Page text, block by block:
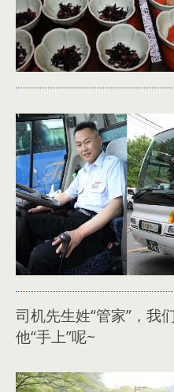
司机先生姓“管家”，我
他“手上”呢~